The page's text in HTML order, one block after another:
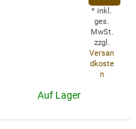
* inkl.
ges.
MwSt.
zzgl.
Versan
dkoste
n
Auf Lager